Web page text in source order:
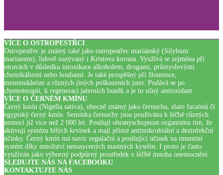
VÍCE O OSTROPESTŘCI
Ostropestřec je známý také jako ostropestřec mariánský (Silybum
marianum), lidově nazývaný i Kristova koruna. Využívá se zejména při
otravách v důsledku intoxikace alkoholem, drogami, průmyslovými
chemikáliemi nebo houbami. Je také prospěšný při žloutence,
mononukleóze a různých jiných poškozeních jater. Podává se po
chemoterapii, k regeneraci jaterních buněk a je to silný antioxidant.
VÍCE O ČERNÉM KMÍNU
Černý kmín (Nigella sativa), obecně známý jako černucha, zlato faraónů či
egyptský černý kmín. Semínka černuchy jsou používána k léčbě různých
nemocí již více než 2 000 let. Posilují obranyschopnost organismu tím, že
aktivují syntézu bílých krvinek a mají přímé antimikrobiální a dezinfekční
účinky. Černý kmín má navíc regulační a posilující účinek na imunitní
systém díky množství nenasycených mastných kyselin. I proto je často
využíván jako výborný podpůrný prostředek v léčbě mnoha onemocnění.
SLEDUJTE NÁS NA FACEBOOKU
KONTAKTUJTE NÁS